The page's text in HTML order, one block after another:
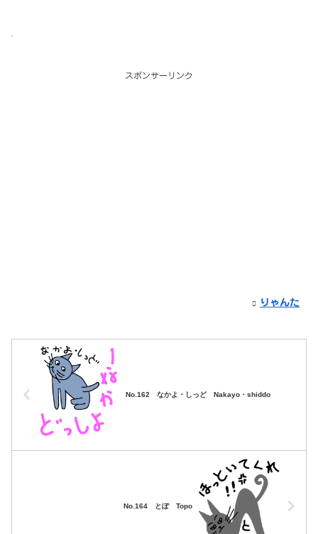
スポンサーリンク
りゃんた
No.162 なかよ・しっど Nakayo・shiddo
No.164 とぽ Topo